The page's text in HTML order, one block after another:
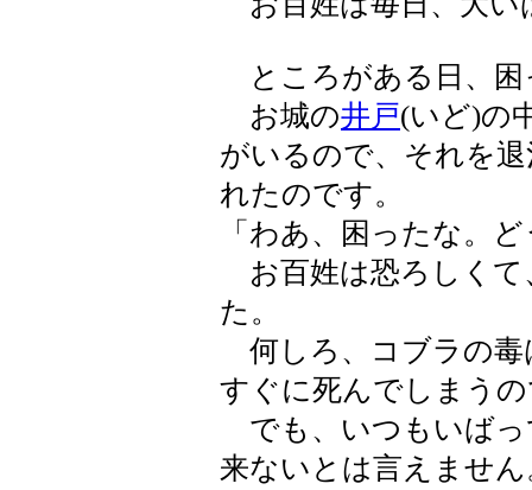
ところがある日、困
お城の井戸(いど)の
がいるので、それを
れたのです。
「わあ、困ったな。
お百姓は恐ろしくて
た。
何しろ、コブラの毒
すぐに死んでしまう
でも、いつもいばっ
来ないとは言えません